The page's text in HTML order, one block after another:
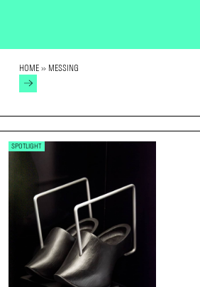
HOME» MESSING
SPOTLIGHT